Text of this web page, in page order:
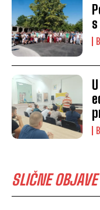
SLIČNE OBJAVE